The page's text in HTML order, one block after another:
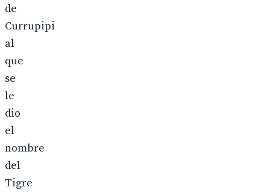
de
Currupipi
al
que
se
le
dio
el
nombre
del
Tigre